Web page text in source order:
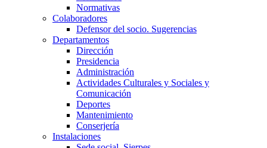
Normativas
Colaboradores
Defensor del socio. Sugerencias
Departamentos
Dirección
Presidencia
Administración
Actividades Culturales y Sociales y
Comunicación
Deportes
Mantenimiento
Conserjería
Instalaciones